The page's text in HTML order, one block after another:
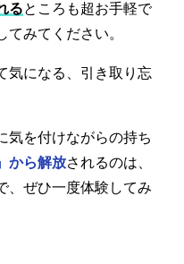
るところも超お手軽で
てみてください。
気になる、引き取り忘
気を付けながらの持ち
から解放されるのは、
、ぜひ一度体験してみ